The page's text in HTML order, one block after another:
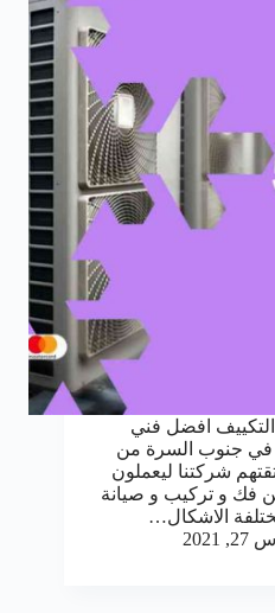
افضل فني
في جنوب السرة من
شركتنا ليعملون
من فك و تركيب و صيانة
الاشكال…
2021